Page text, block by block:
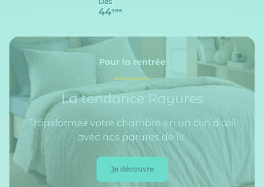
4499€
Pour la rentrée
La tendance Rayures
Transformez votre chambre en un clin d'œil
avec nos parures de lit.
Je découvre